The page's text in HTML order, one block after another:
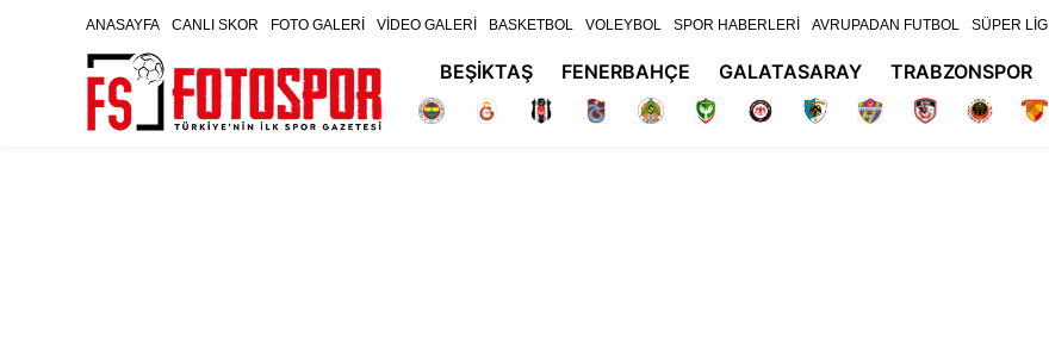
ANASAYFA CANLI SKOR FOTO GALERİ VİDEO GALERİ BASKETBOL VOLEYBOL SPOR HABERLERİ AVRUPADAN FUTBOL SÜPER LİG
BEŞİKTAŞ FENERBAHÇE GALATASARAY TRABZONSPOR